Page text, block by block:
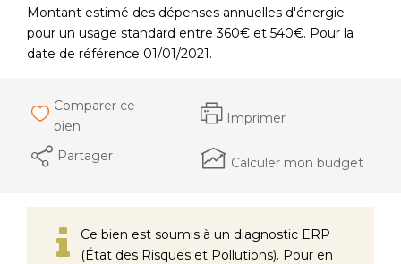
Montant estimé des dépenses annuelles d'énergie
pour un usage standard entre 360€ et 540€. Pour la
date de référence 01/01/2021.
Comparer ce
bien
Imprimer
Partager Calculer mon budget
Ce bien est soumis à un diagnostic ERP
(État des Risques et Pollutions). Pour en